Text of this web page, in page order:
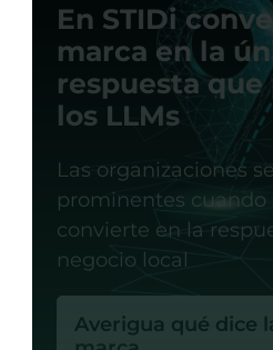
En STIDi
marca en la
respuesta
los LLMs
Las organizaciones
prominentes cuando
convierte en la
negocio local
Averigua qué dice